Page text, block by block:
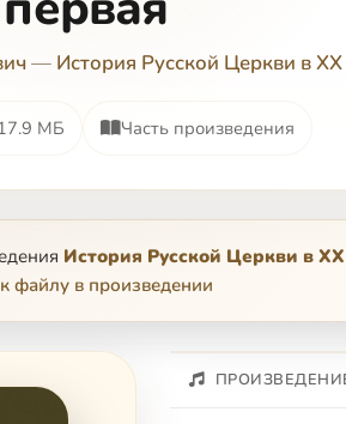
— История Русской Церкви в XX
17.9 МБ Часть произведения
История Русской Церкви в
файлу в произведении